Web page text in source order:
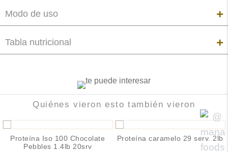
Modo de uso
Tabla nutricional
Quiénes vieron esto también vieron
Proteína Iso 100 Chocolate
Pebbles 1.4lb 20srv
Proteína caramelo 29 serv. 2lb